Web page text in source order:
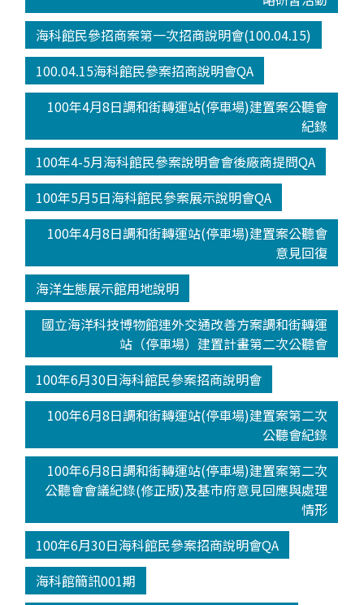
海科館民參招商案第一次招商說明會(100.04.15)
100.04.15海科館民參案招商說明會QA
100年4月8日調和街轉運站(停車場)建置案公聽會
紀錄
100年4-5月海科館民參案說明會會後廠商提問QA
100年5月5日海科館民參案展示說明會QA
100年4月8日調和街轉運站(停車場)建置案公聽會
意見回復
海洋生態展示館用地說明
國立海洋科技博物館連外交通改善方案調和街轉運
站（停車場）建置計畫第二次公聽會
100年6月30日海科館民參案招商說明會
100年6月8日調和街轉運站(停車場)建置案第二次
公聽會紀錄
100年6月8日調和街轉運站(停車場)建置案第二次
公聽會會議紀錄(修正版)及基市府意見回應與處理
情形
100年6月30日海科館民參案招商說明會QA
海科館簡訊001期